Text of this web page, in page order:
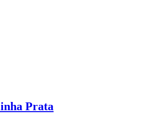
Prata